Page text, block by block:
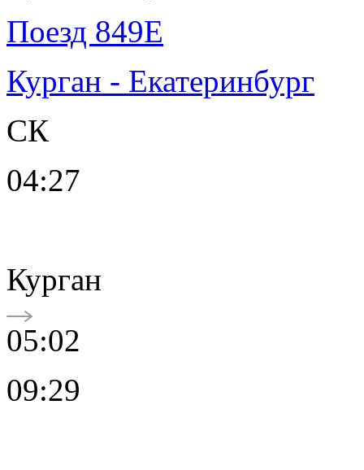
Поезд 849Е
Курган - Екатеринбург
СК
04:27
Курган
05:02
09:29